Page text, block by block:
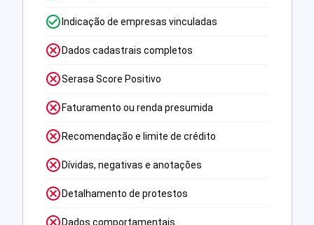
Indicação de empresas vinculadas
Dados cadastrais completos
Serasa Score Positivo
Faturamento ou renda presumida
Recomendação e limite de crédito
Dívidas, negativas e anotações
Detalhamento de protestos
Dados comportamentais